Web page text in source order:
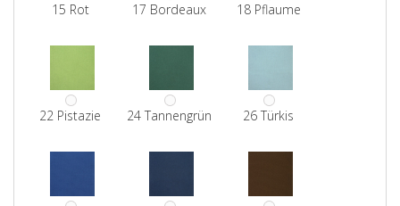
15 Rot 17 Bordeaux 18 Pflaume
22 Pistazie 24 Tannengrün 26 Türkis